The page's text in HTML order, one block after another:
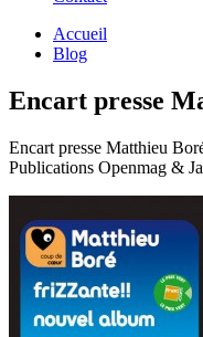
Accueil
Blog
Encart presse
Encart presse Matthieu
Publications Openmag &